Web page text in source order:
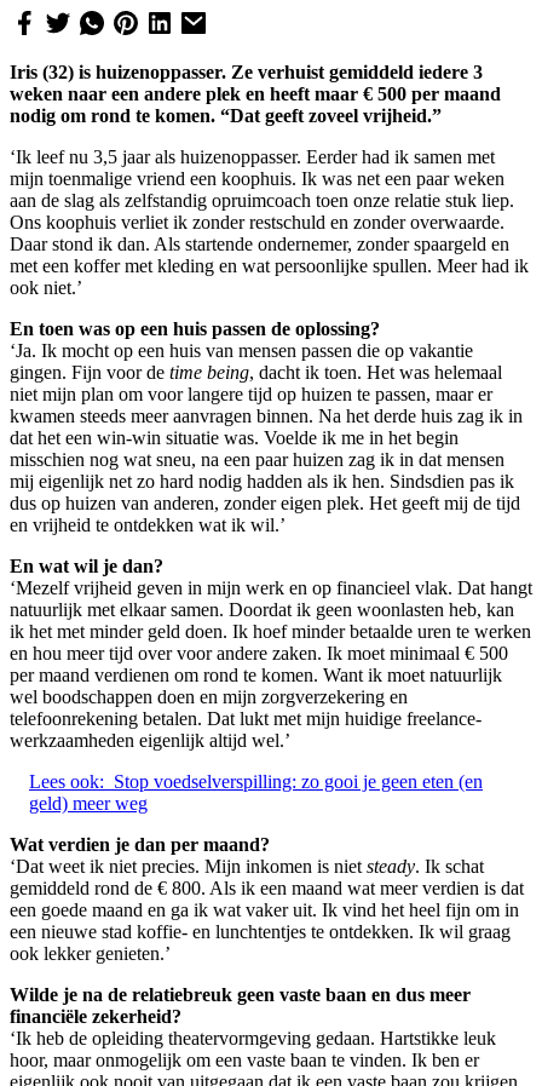
Iris (32) is huizenoppasser. Ze verhuist gemiddeld iedere 3
weken naar een andere plek en heeft maar € 500 per maand
nodig om rond te komen. “Dat geeft zoveel vrijheid.”
‘Ik leef nu 3,5 jaar als huizenoppasser. Eerder had ik samen met
mijn toenmalige vriend een koophuis. Ik was net een paar weken
aan de slag als zelfstandig opruimcoach toen onze relatie stuk liep.
Ons koophuis verliet ik zonder restschuld en zonder overwaarde.
Daar stond ik dan. Als startende ondernemer, zonder spaargeld en
met een koffer met kleding en wat persoonlijke spullen. Meer had ik
ook niet.’
En toen was op een huis passen de oplossing?
‘Ja. Ik mocht op een huis van mensen passen die op vakantie
gingen. Fijn voor de time being, dacht ik toen. Het was helemaal
niet mijn plan om voor langere tijd op huizen te passen, maar er
kwamen steeds meer aanvragen binnen. Na het derde huis zag ik in
dat het een win-win situatie was. Voelde ik me in het begin
misschien nog wat sneu, na een paar huizen zag ik in dat mensen
mij eigenlijk net zo hard nodig hadden als ik hen. Sindsdien pas ik
dus op huizen van anderen, zonder eigen plek. Het geeft mij de tijd
en vrijheid te ontdekken wat ik wil.’
En wat wil je dan?
‘Mezelf vrijheid geven in mijn werk en op financieel vlak. Dat hangt
natuurlijk met elkaar samen. Doordat ik geen woonlasten heb, kan
ik het met minder geld doen. Ik hoef minder betaalde uren te werken
en hou meer tijd over voor andere zaken. Ik moet minimaal € 500
per maand verdienen om rond te komen. Want ik moet natuurlijk
wel boodschappen doen en mijn zorgverzekering en
telefoonrekening betalen. Dat lukt met mijn huidige freelance-
werkzaamheden eigenlijk altijd wel.’
Lees ook: Stop voedselverspilling: zo gooi je geen eten (en
geld) meer weg
Wat verdien je dan per maand?
‘Dat weet ik niet precies. Mijn inkomen is niet steady. Ik schat
gemiddeld rond de € 800. Als ik een maand wat meer verdien is dat
een goede maand en ga ik wat vaker uit. Ik vind het heel fijn om in
een nieuwe stad koffie- en lunchtentjes te ontdekken. Ik wil graag
ook lekker genieten.’
Wilde je na de relatiebreuk geen vaste baan en dus meer
financiële zekerheid?
‘Ik heb de opleiding theatervormgeving gedaan. Hartstikke leuk
hoor, maar onmogelijk om een vaste baan te vinden. Ik ben er
eigenlijk ook nooit van uitgegaan dat ik een vaste baan zou krijgen.